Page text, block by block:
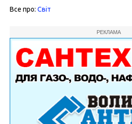
Все про: Світ
РЕКЛАМА